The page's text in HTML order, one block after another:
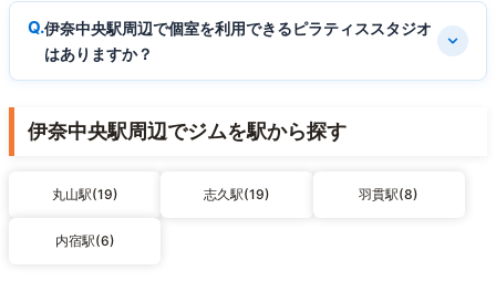
伊奈中央駅周辺で個室を利用できるピラティススタジオ
はありますか？
伊奈中央駅周辺でジムを駅から探す
丸山駅(19) 志久駅(19) 羽貫駅(8)
内宿駅(6)